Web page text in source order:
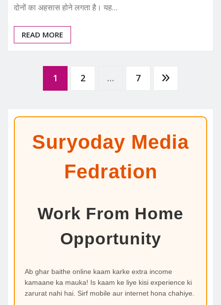
दोनों का अहसास होने लगता है। यह…
READ MORE
Posts
pagination
1 2 … 7
Suryoday Media
Fedration
Work From Home
Opportunity
Ab ghar baithe online kaam karke extra income
kamaane ka mauka! Is kaam ke liye kisi experience ki
zarurat nahi hai. Sirf mobile aur internet hona chahiye.